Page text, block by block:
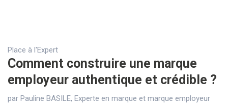
Place à l'Expert
Comment construire une marque
employeur authentique et crédible ?
par Pauline BASILE, Experte en marque et marque employeur